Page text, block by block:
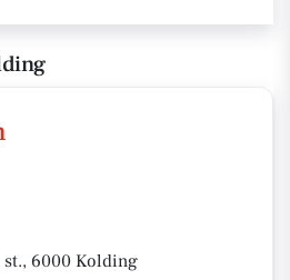
st., 6000 Kolding